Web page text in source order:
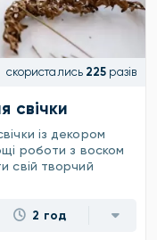
скористались 225 разів
свічки
із декором
роботи з воском
свій творчий
2 год